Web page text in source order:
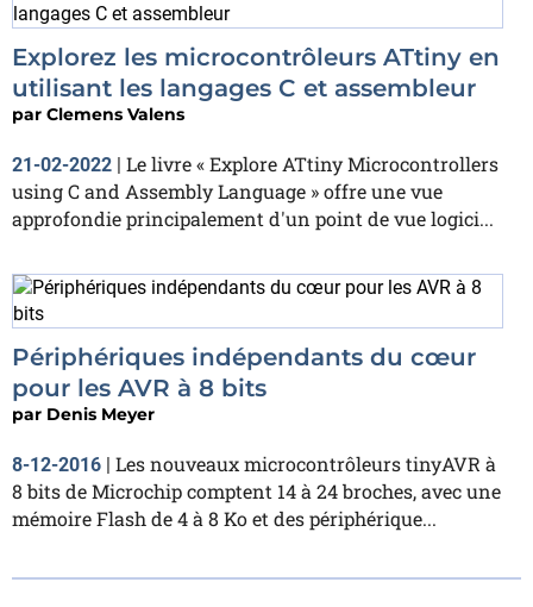
Explorez les microcontrôleurs ATtiny en
utilisant les langages C et assembleur
par Clemens Valens
21-02-2022 | Le livre « Explore ATtiny Microcontrollers
using C and Assembly Language » offre une vue
approfondie principalement d'un point de vue logici...
Périphériques indépendants du cœur
pour les AVR à 8 bits
par Denis Meyer
8-12-2016 | Les nouveaux microcontrôleurs tinyAVR à
8 bits de Microchip comptent 14 à 24 broches, avec une
mémoire Flash de 4 à 8 Ko et des périphérique...